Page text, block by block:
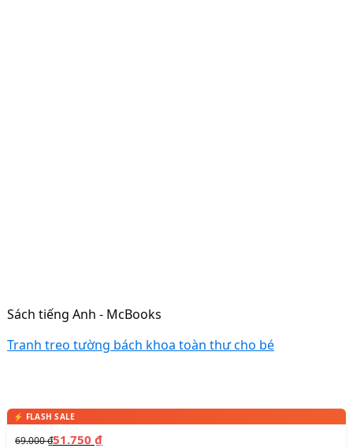
Sách tiếng Anh - McBooks
Tranh treo tường bách khoa toàn thư cho bé
69.000₫51.750 ₫